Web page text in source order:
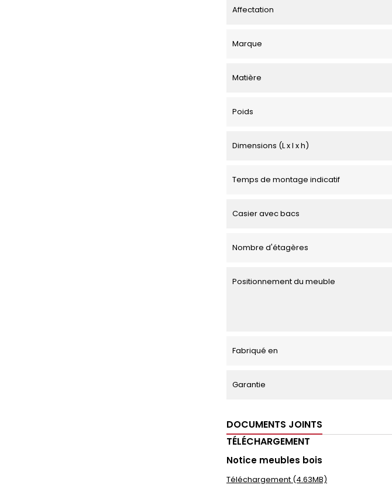
Affectation
Marque
Matière
Poids
Dimensions (L x l x h)
Temps de montage indicatif
Casier avec bacs
Nombre d'étagères
Positionnement du meuble
Fabriqué en
Garantie
DOCUMENTS JOINTS
TÉLÉCHARGEMENT
Notice meubles bois
Téléchargement (4.63MB)